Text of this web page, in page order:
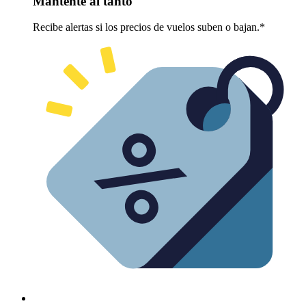
Recibe alertas si los precios de vuelos suben o bajan.*